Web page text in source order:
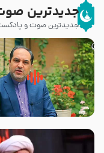
جدیدترین
جدیدترین صوت و
پیامبر صلی الله علیه وآله
فرمودند وای بر بچه های آخر